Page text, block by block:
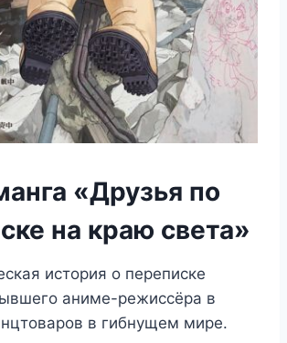
«Друзья по
на краю света»
история о переписке
аниме-режиссёра в
в гибнущем мире.